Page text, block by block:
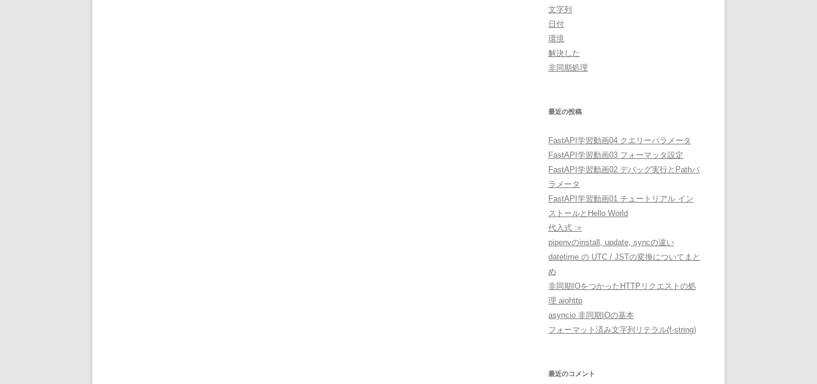
文字列
日付
環境
解決した
非同期処理
最近の投稿
FastAPI学習動画04 クエリーパラメータ
FastAPI学習動画03 フォーマッタ設定
FastAPI学習動画02 デバッグ実行とPathパ
ラメータ
FastAPI学習動画01 チュートリアル イン
ストールとHello World
代入式 :=
pipenvのinstall, update, syncの違い
datetime の UTC / JSTの変換についてまと
め
非同期IOをつかったHTTPリクエストの処
理 aiohttp
asyncio 非同期IOの基本
フォーマット済み文字列リテラル(f-string)
最近のコメント